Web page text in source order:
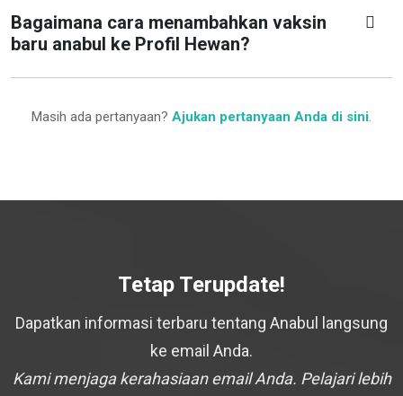
Bagaimana cara menambahkan vaksin
baru anabul ke Profil Hewan?
Masih ada pertanyaan? Ajukan pertanyaan Anda di sini.
Tetap Terupdate!
Dapatkan informasi terbaru tentang Anabul langsung
ke email Anda.
Kami menjaga kerahasiaan email Anda. Pelajari lebih